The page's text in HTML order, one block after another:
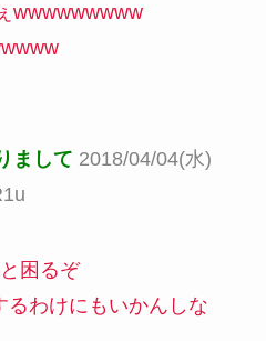
wwwwwwwww
まして 2018/04/04(水)
困るぞ
るわけにもいかんしな